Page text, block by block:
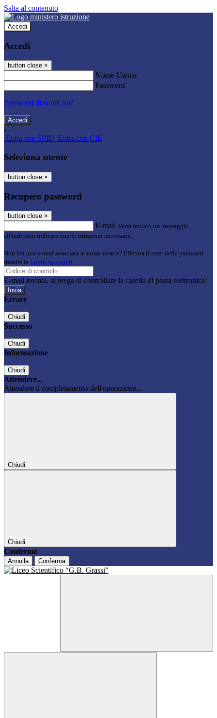
Salta al contenuto
Accedi
Accedi
button close ×
Nome Utente
Password
Password dimenticata?
-
Entra con SPID Entra con CIE
Seleziona utente
button close ×
Recupero password
button close ×
E-mail Verrà inviato un messaggio
all'indirizzo indicato con le istruzioni necessarie.
Non hai una e-mail associata al nome utente? Effettua il reset della password
tramite la Login Spaggiari
E-mail inviata, si prega di controllare la casella di posta elettronica!
Errore
Chiudi
Successo
Chiudi
Informazione
Chiudi
Attendere...
Attendere il completamento dell'operazione...
Chiudi
Chiudi
Conferma
Annulla Conferma